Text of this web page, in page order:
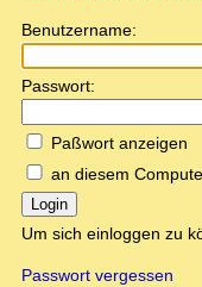
Benutzername:
Passwort:
Paßwort anzeigen
an diesem
Login
Um sich einloggen zu
Passwort vergessen